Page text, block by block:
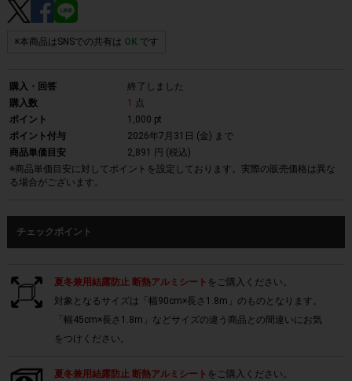
※本商品はSNSでの共有は OKです
購入・回答
終了しました
購入数
1
点
ポイント
1,000 pt
ポイント付与
2026年7月31日 (金) まで
商品単価目安
2,891 円 (税込)
※商品単価目安に対してポイントを設定しております。実際の販売価格は異な
る場合がございます。
チェックポイント
夏冬兼用結露防止 断熱アルミシート をご購入ください。
対象となるサイズは「幅90cm×長さ1.8m」のものとなります。
「幅45cm×長さ1.8m」などサイズの違う商品との間違いにお気
をつけください。
夏冬兼用結露防止 断熱アルミシート をご購入ください。